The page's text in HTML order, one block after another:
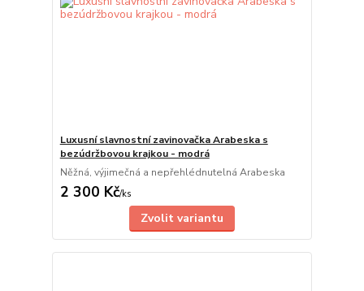
Luxusní slavnostní zavinovačka Arabeska s
bezúdržbovou krajkou - modrá
Něžná, výjimečná a nepřehlédnutelná Arabeska
2 300 Kč/ks
Zvolit variantu